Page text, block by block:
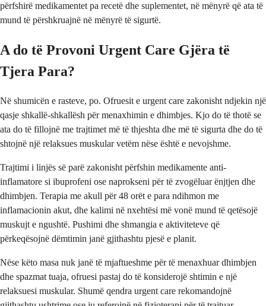
përfshirë medikamentet pa recetë dhe suplementet, në mënyrë që ata të
mund të përshkruajnë në mënyrë të sigurtë.
A do të Provoni Urgent Care Gjëra të
Tjera Para?
Në shumicën e rasteve, po. Ofruesit e urgent care zakonisht ndjekin një
qasje shkallë-shkallësh për menaxhimin e dhimbjes. Kjo do të thotë se
ata do të fillojnë me trajtimet më të thjeshta dhe më të sigurta dhe do të
shtojnë një relaksues muskular vetëm nëse është e nevojshme.
Trajtimi i linjës së parë zakonisht përfshin medikamente anti-
inflamatore si ibuprofeni ose naprokseni për të zvogëluar ënjtjen dhe
dhimbjen. Terapia me akull për 48 orët e para ndihmon me
inflamacionin akut, dhe kalimi në nxehtësi më vonë mund të qetësojë
muskujt e ngushtë. Pushimi dhe shmangia e aktiviteteve që
përkeqësojnë dëmtimin janë gjithashtu pjesë e planit.
Nëse këto masa nuk janë të mjaftueshme për të menaxhuar dhimbjen
dhe spazmat tuaja, ofruesi pastaj do të konsiderojë shtimin e një
relaksuesi muskular. Shumë qendra urgent care rekomandojnë